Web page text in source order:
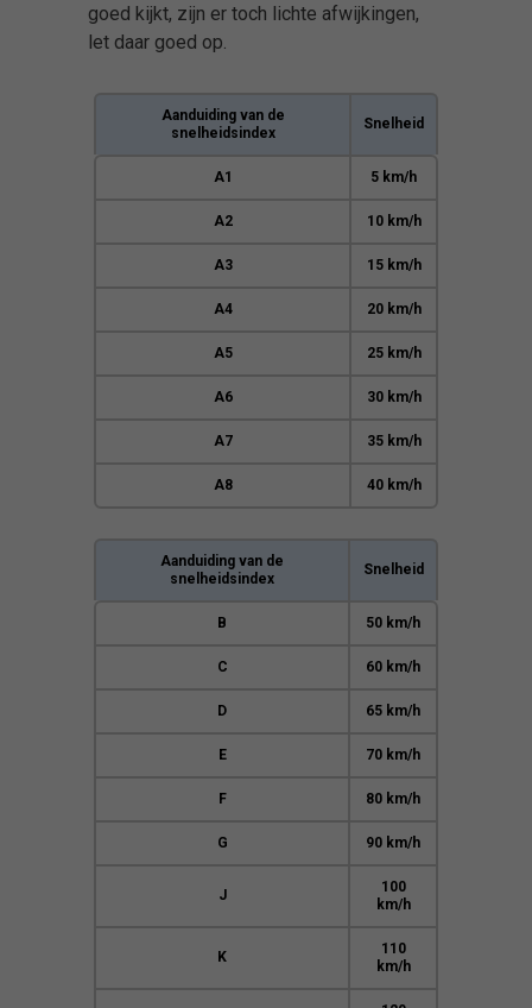
goed kijkt, zijn er toch lichte afwijkingen,
let daar goed op.
Aanduiding van de
snelheidsindex
Snelheid
A1 5 km/h
A2 10 km/h
A3 15 km/h
A4 20 km/h
A5 25 km/h
A6 30 km/h
A7 35 km/h
A8 40 km/h
Aanduiding van de
snelheidsindex
Snelheid
B 50 km/h
C 60 km/h
D 65 km/h
E 70 km/h
F 80 km/h
G 90 km/h
J
100
km/h
K
110
km/h